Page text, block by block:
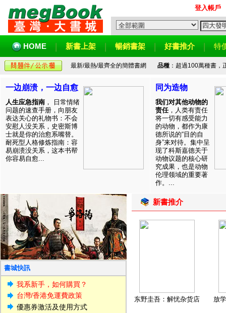
登入帳戶
HOME 新書上架 暢銷書架 好書推介 特
最新/最熱/最齊全的簡體書網 品種：超過100萬種書，
一边崩溃，一边自愈
人生应急指南 ， 日常情绪
问题的速查手册，向朋友
表达关心的礼物书：不会
安慰人没关系，史密斯博
士就是你的治愈系嘴替。
耐死型人格修炼指南：容
易崩溃没关系，这本书帮
你容易自愈...
同为造物
我们对其他动物的
责任，人类有责任
将一切有感受能力
的动物，都作为康
德所说的“目的自
身”来对待。集中呈
现了科斯嘉德关于
动物议题的核心研
究成果，也是动物
伦理领域的重要著
作。...
書城快訊
我系新手，如何購買？
台灣/香港免運費政策
優惠券激活及使用方式
新書推介
东野圭吾：解忧杂货店 放